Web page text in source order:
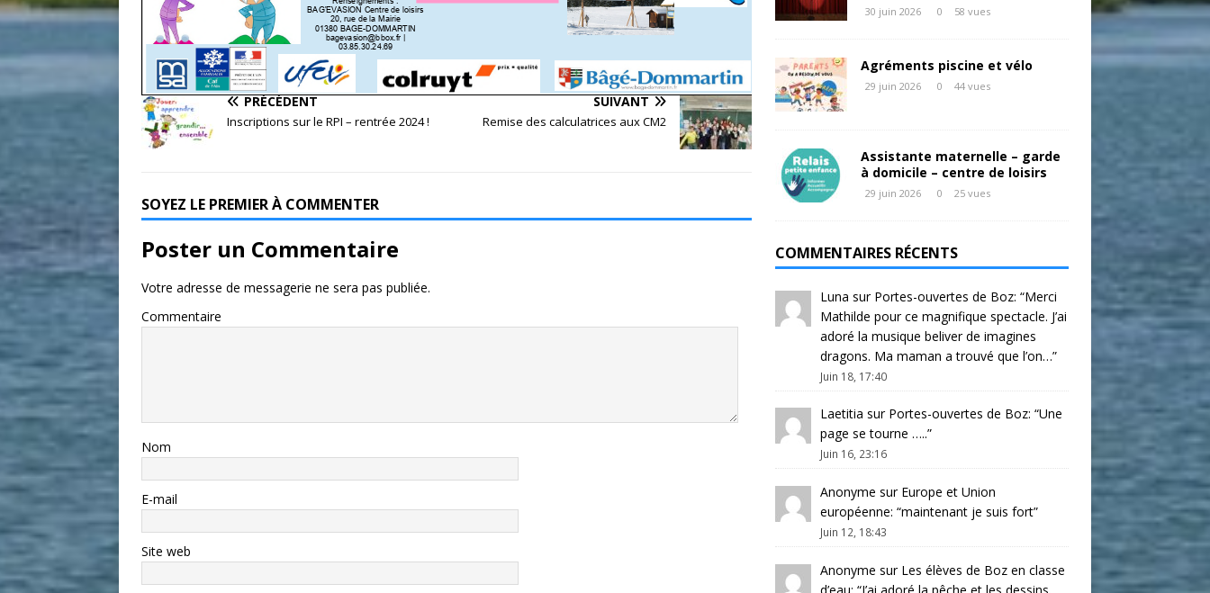
PRÉCÉDENT
Inscriptions sur le RPI – rentrée 2024 !
SUIVANT
Remise des calculatrices aux CM2
SOYEZ LE PREMIER À COMMENTER
Poster un Commentaire
Votre adresse de messagerie ne sera pas publiée.
Commentaire
Nom
E-mail
Site web
30 juin 2026 0 58 vues
Agréments piscine et vélo
29 juin 2026 0 44 vues
Assistante maternelle – garde
à domicile – centre de loisirs
29 juin 2026 0 25 vues
COMMENTAIRES RÉCENTS
Luna sur Portes-ouvertes de Boz: “Merci
Mathilde pour ce magnifique spectacle. J’ai
adoré la musique beliver de imagines
dragons. Ma maman a trouvé que l’on…”
Juin 18, 17:40
Laetitia sur Portes-ouvertes de Boz: “Une
page se tourne …..”
Juin 16, 23:16
Anonyme sur Europe et Union
européenne: “maintenant je suis fort”
Juin 12, 18:43
Anonyme sur Les élèves de Boz en classe